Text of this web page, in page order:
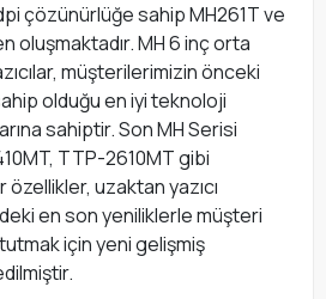
çözünürlüğe sahip MH261T ve
oluşmaktadır. MH 6 inç orta
müşterilerimizin önceki
olduğu en iyi teknoloji
sahiptir. Son MH Serisi
TTP-2610MT gibi
uzaktan yazıcı
en son yeniliklerle müşteri
tutmak için yeni gelişmiş